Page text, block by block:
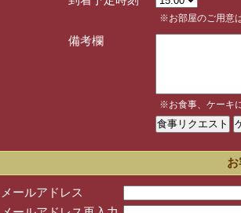
※お部屋のご用意
備考欄
※お食事、ケーキ
メールアドレス